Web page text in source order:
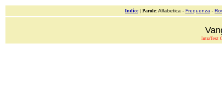
Indice| Parole: Alfabetica - Frequenza -
IntraText